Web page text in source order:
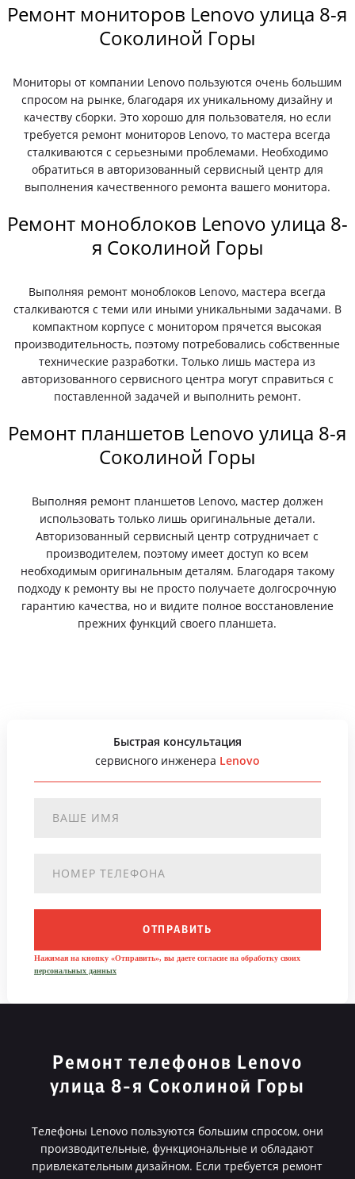
Ремонт мониторов Lenovo улица 8-я
Соколиной Горы
Мониторы от компании Lenovo пользуются очень большим
спросом на рынке, благодаря их уникальному дизайну и
качеству сборки. Это хорошо для пользователя, но если
требуется ремонт мониторов Lenovo, то мастера всегда
сталкиваются с серьезными проблемами. Необходимо
обратиться в авторизованный сервисный центр для
выполнения качественного ремонта вашего монитора.
Ремонт моноблоков Lenovo улица 8-
я Соколиной Горы
Выполняя ремонт моноблоков Lenovo, мастера всегда
сталкиваются с теми или иными уникальными задачами. В
компактном корпусе с монитором прячется высокая
производительность, поэтому потребовались собственные
технические разработки. Только лишь мастера из
авторизованного сервисного центра могут справиться с
поставленной задачей и выполнить ремонт.
Ремонт планшетов Lenovo улица 8-я
Соколиной Горы
Выполняя ремонт планшетов Lenovo, мастер должен
использовать только лишь оригинальные детали.
Авторизованный сервисный центр сотрудничает с
производителем, поэтому имеет доступ ко всем
необходимым оригинальным деталям. Благодаря такому
подходу к ремонту вы не просто получаете долгосрочную
гарантию качества, но и видите полное восстановление
прежних функций своего планшета.
Быстрая консультация
сервисного инженера Lenovo
ОТПРАВИТЬ
Нажимая на кнопку «Отправить», вы даете согласие на обработку своих
персональных данных
Ремонт телефонов Lenovo
улица 8-я Соколиной Горы
Телефоны Lenovo пользуются большим спросом, они
производительные, функциональные и обладают
привлекательным дизайном. Если требуется ремонт